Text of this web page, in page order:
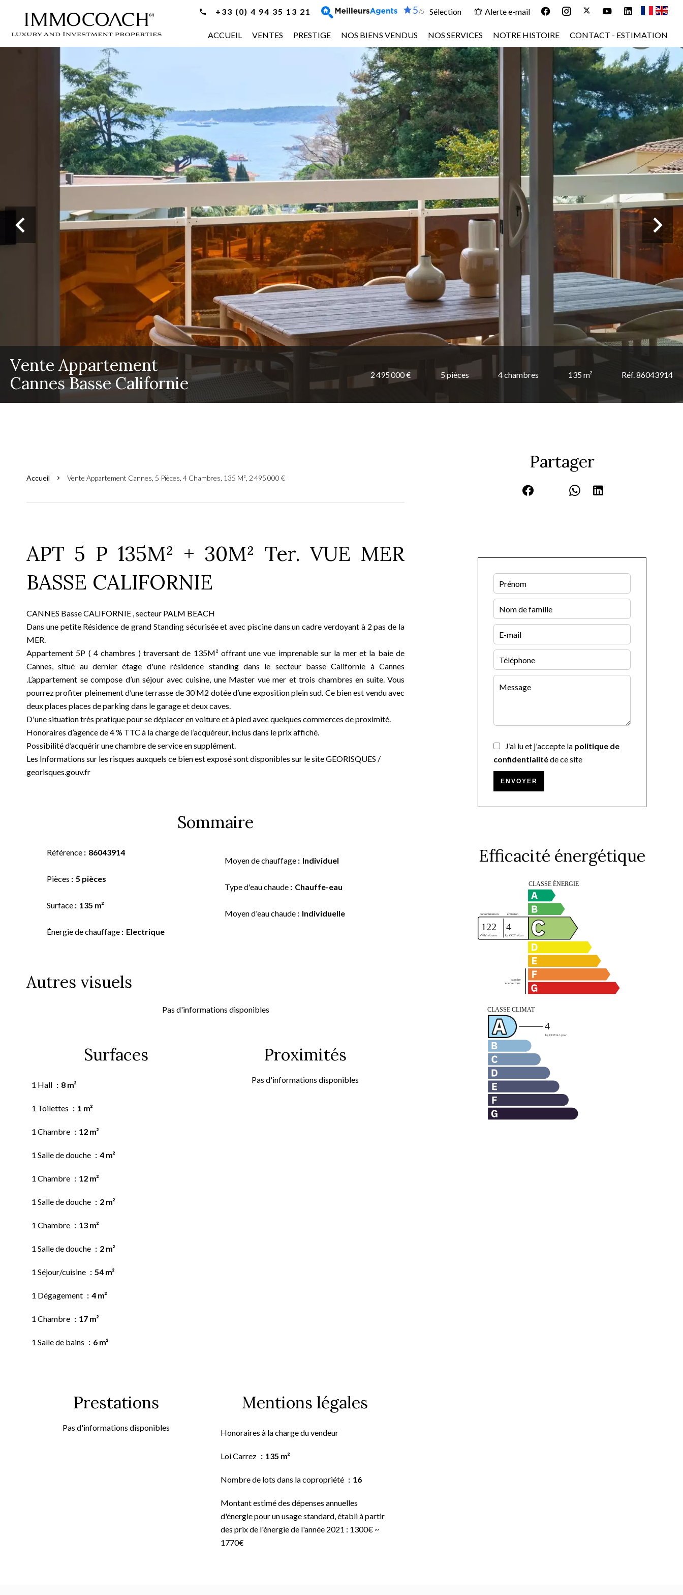
+33 (0) 4 94 35 13 21 5/5 Sélection Alerte e-mail
ACCUEIL VENTES PRESTIGE NOS BIENS VENDUS NOS SERVICES NOTRE HISTOIRE CONTACT - ESTIMATION
Vente Appartement
Cannes Basse Californie
2 495 000 € 5 pièces 4 chambres 135 m² Réf. 86043914
Accueil Vente Appartement Cannes, 5 Pièces, 4 Chambres, 135 M², 2 495 000 €
APT 5 P 135M² + 30M² Ter. VUE MER
BASSE CALIFORNIE
CANNES Basse CALIFORNIE , secteur PALM BEACH
Dans une petite Résidence de grand Standing sécurisée et avec piscine dans un cadre verdoyant à 2 pas de la
MER.
Appartement 5P ( 4 chambres ) traversant de 135M² offrant une vue imprenable sur la mer et la baie de
Cannes, situé au dernier étage d'une résidence standing dans le secteur basse Californie à Cannes
.L’appartement se compose d’un séjour avec cuisine, une Master vue mer et trois chambres en suite. Vous
pourrez profiter pleinement d’une terrasse de 30 M2 dotée d’une exposition plein sud. Ce bien est vendu avec
deux places places de parking dans le garage et deux caves.
D'une situation très pratique pour se déplacer en voiture et à pied avec quelques commerces de proximité.
Honoraires d’agence de 4 % TTC à la charge de l’acquéreur, inclus dans le prix affiché.
Possibilité d’acquérir une chambre de service en supplément.
Les Informations sur les risques auxquels ce bien est exposé sont disponibles sur le site GEORISQUES /
georisques.gouv.fr
Sommaire
Référence 86043914
Pièces 5 pièces
Surface 135 m²
Énergie de chauffage Electrique
Moyen de chauffage Individuel
Type d'eau chaude Chauffe-eau
Moyen d'eau chaude Individuelle
Autres visuels
Pas d'informations disponibles
Surfaces
1 Hall 8 m²
1 Toilettes 1 m²
1 Chambre 12 m²
1 Salle de douche 4 m²
1 Chambre 12 m²
1 Salle de douche 2 m²
1 Chambre 13 m²
1 Salle de douche 2 m²
1 Séjour/cuisine 54 m²
1 Dégagement 4 m²
1 Chambre 17 m²
1 Salle de bains 6 m²
Proximités
Pas d'informations disponibles
Prestations
Pas d'informations disponibles
Mentions légales
Honoraires à la charge du vendeur
Loi Carrez 135 m²
Nombre de lots dans la copropriété 16
Montant estimé des dépenses annuelles
d'énergie pour un usage standard, établi à partir
des prix de l'énergie de l'année 2021 : 1300€ ~
1770€
Partager
J’ai lu et j'accepte la politique de
confidentialitéde ce site
ENVOYER
Efficacité énergétique